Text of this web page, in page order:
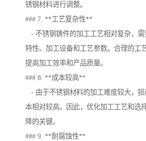
锈钢材料进行调整。
### 7. **工艺复杂性**
- 不锈钢铸件的加工工艺相对复杂，
特性、加工设备和工艺参数。合理的工
提高加工效率和产品质量。
### 8. **成本较高**
- 由于不锈钢材料的加工难度较大，
本相对较高。因此，优化加工工艺和选
降的关键。
### 9. **耐腐蚀性**